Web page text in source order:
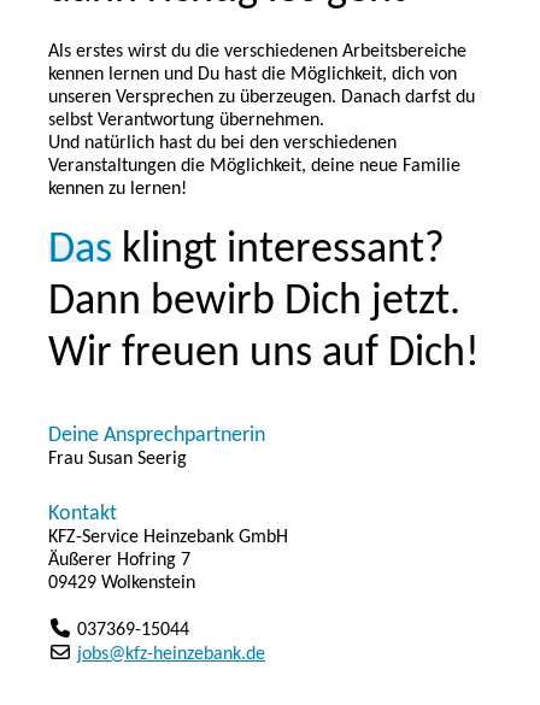
Als erstes wirst du die verschiedenen Arbeitsbereiche
kennen lernen und Du hast die Möglichkeit, dich von
unseren Versprechen zu überzeugen. Danach darfst du
selbst Verantwortung übernehmen.
Und natürlich hast du bei den verschiedenen
Veranstaltungen die Möglichkeit, deine neue Familie
kennen zu lernen!
Das klingt interessant?
Dann bewirb Dich jetzt.
Wir freuen uns auf Dich!
Deine Ansprechpartnerin
Frau Susan Seerig
Kontakt
KFZ-Service Heinzebank GmbH
Äußerer Hofring 7
09429 Wolkenstein
037369-15044
jobs@kfz-heinzebank.de